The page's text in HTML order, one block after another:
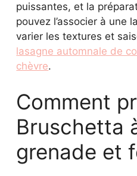
puissantes, et la
pouvez l’associer à une
varier les textures et
lasagne automnale de
chèvre.
Comment
Bruschetta
grenade et